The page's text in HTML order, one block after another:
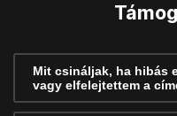
Mit csináljak, ha hibás
vagy elfelejtettem a